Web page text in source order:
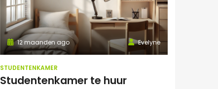
Evelyne
12 maanden ago
STUDENTENKAMER
Studentenkamer te huur